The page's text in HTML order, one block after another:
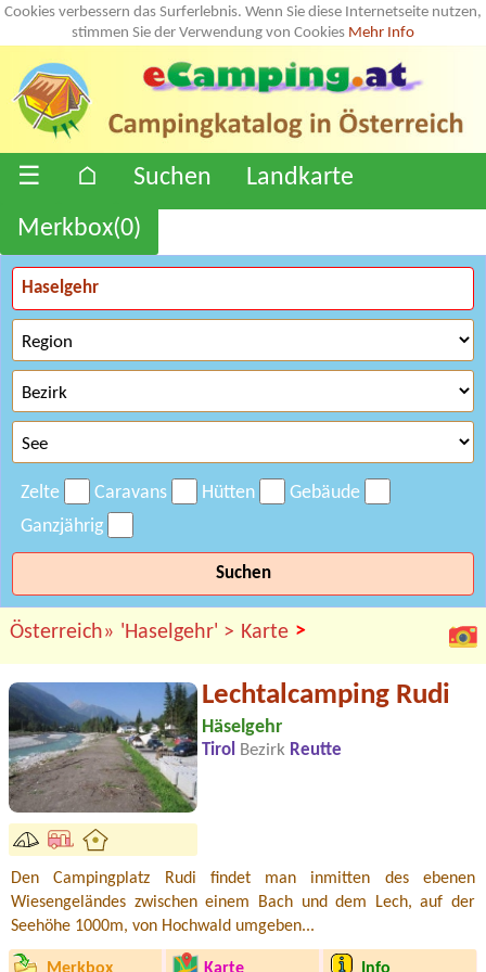
Cookies verbessern das Surferlebnis. Wenn Sie diese Internetseite nutzen,
stimmen Sie der Verwendung von Cookies Mehr Info
☰ ⌂ Suchen
Landkarte
Merkbox(0)
Zelte Caravans Hütten
Gebäude
Ganzjährig
Suchen
Österreich» 'Haselgehr' > Karte >
Lechtalcamping Rudi
Häselgehr
Tirol Bezirk Reutte
Den Campingplatz Rudi findet man inmitten des ebenen
Wiesengeländes zwischen einem Bach und dem Lech, auf der
Seehöhe 1000m, von Hochwald umgeben...